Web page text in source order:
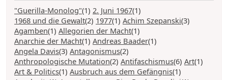
"Guerilla-Monolog"(1) 2. Juni 1967(1)
1968 und die Gewalt(2) 1977(1) Achim Szepanski(3)
Agamben(1) Allegorien der Macht(1)
Anarchie der Macht(1) Andreas Baader(1)
Angela Davis(3) Antagonismus(2)
Anthropologische Mutation(2) Antifaschismus(6) Art(1)
Art & Politics(1) Ausbruch aus dem Gefängnis(1)